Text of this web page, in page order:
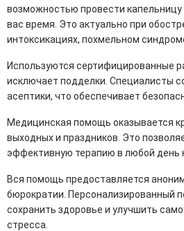
возможностью провести
вас время. Это актуально при
интоксикациях, похмельном
Используются сертифицированные
исключает подделки. Специалисты
асептики, что обеспечивает
Медицинская помощь оказывается
выходных и праздников. Это
эффективную терапию в любой день
Вся помощь предоставляется
бюрократии. Персонализированный
сохранить здоровье и улучшить
стресса.